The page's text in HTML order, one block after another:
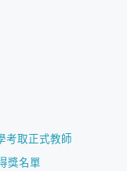
考取正式教師
獎名單